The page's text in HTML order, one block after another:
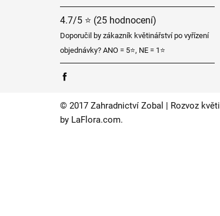
4.7/5 ⭐ (25 hodnocení)
Doporučil by zákazník květinářství po vyřízení
objednávky? ANO = 5⭐, NE = 1⭐
© 2017 Zahradnictví Zobal | Rozvoz
by LaFlora.com.